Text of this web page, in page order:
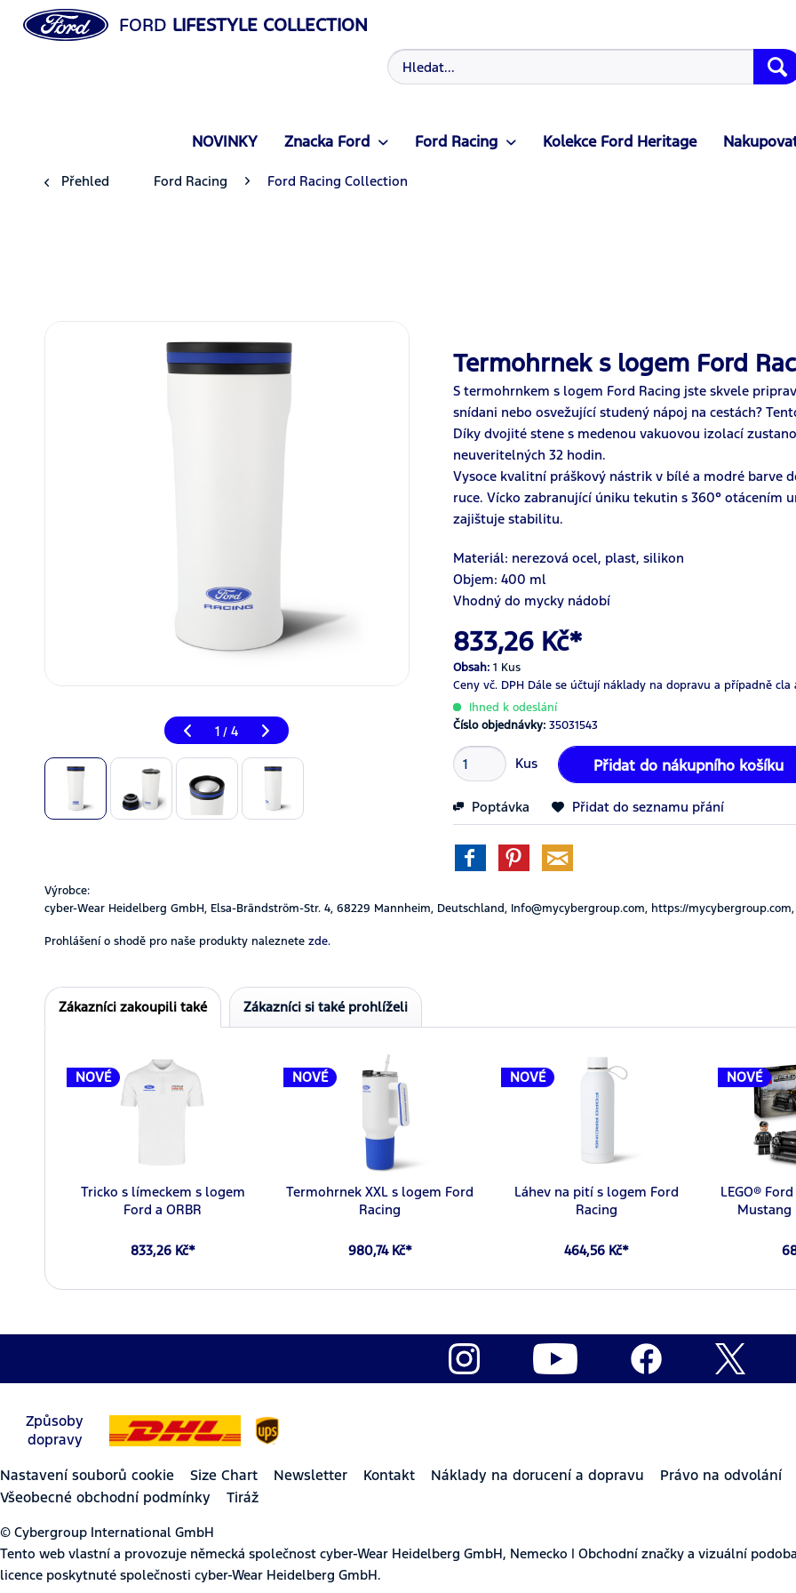
FORD LIFESTYLE COLLECTION
NOVINKY Znacka Ford Ford Racing Kolekce Ford Heritage
Přehled Ford Racing Ford Racing Collection
1 / 4
Termohrnek s logem Ford
S termohrnkem s logem Ford Racing jste skvele
snídani nebo osvežující studený nápoj na cestách?
Díky dvojité stene s medenou vakuovou izolací
neuveritelných 32 hodin.
Vysoce kvalitní práškový nástrik v bílé a modré barve
ruce. Vícko zabranující úniku tekutin s 360° otácením
zajištuje stabilitu.
Materiál: nerezová ocel, plast, silikon
Objem: 400 ml
Vhodný do mycky nádobí
833,26 Kč*
Obsah:1 Kus
Ceny vč. DPH Dále se účtují náklady na dopravu a případně
Ihned k odeslání
Číslo objednávky:35031543
Kus Přidat do nákupního košíku
Poptávka Přidat do seznamu přání
Výrobce:
cyber-Wear Heidelberg GmbH, Elsa-Brändström-Str. 4, 68229 Mannheim, Deutschland, Info@mycybergroup.com, https://
Prohlášení o shodě pro naše produkty naleznete zde.
Zákazníci zakoupili také Zákazníci si také prohlíželi
NOVÉ
Tricko s límeckem s logem
Ford a ORBR
833,26 Kč*
NOVÉ
Termohrnek XXL s logem Ford
Racing
980,74 Kč*
NOVÉ
Láhev na pití s logem Ford
Racing
464,56 Kč*
NOVÉ
LEGO®
Mustang
Způsoby
dopravy
Nastavení souborů cookie Size Chart Newsletter Kontakt Náklady na dorucení a dopravu Právo na odvolání
Všeobecné obchodní podmínky
Tiráž
© Cybergroup International GmbH
Tento web vlastní a provozuje německá společnost cyber-Wear Heidelberg GmbH, Nemecko | Obchodní značky a vizuální
licence poskytnuté společnosti cyber-Wear Heidelberg GmbH.